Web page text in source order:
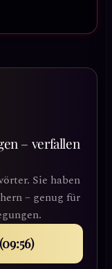
– verfallen
Sie haben
– genug für